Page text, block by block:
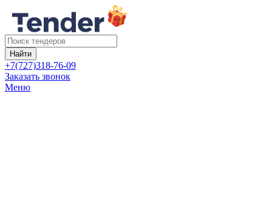
Найти
+7(727)318-76-09
Заказать звонок
Меню